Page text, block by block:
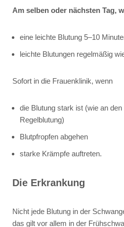
Am selben oder nächsten Tag,
eine leichte Blutung 5–10
leichte Blutungen regelmäßig
Sofort in die Frauenklinik, wenn
die Blutung stark ist (wie an
Regelblutung)
Blutpfropfen abgehen
starke Krämpfe auftreten.
Die Erkrankung
Nicht jede Blutung in der
das gilt vor allem in der